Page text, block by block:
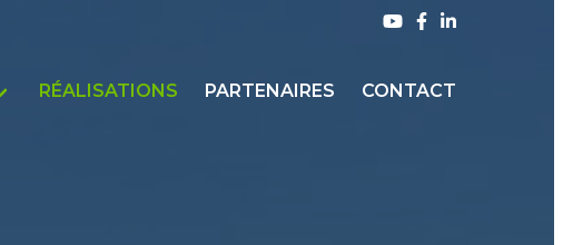
RÉALISATIONS PARTENAIRES CONTACT